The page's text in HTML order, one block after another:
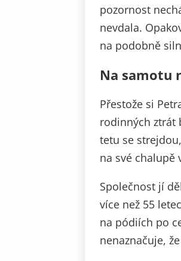
pozornost
nevdala.
na podobně
Na samotu
Přestože si
rodinných ztrát
tetu se
na své chalupě
Společnost jí
více než 55
na pódiích po
nenaznačuje,